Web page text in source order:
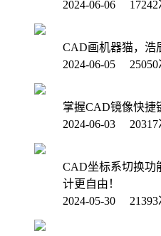
2024-06-06 17242
CAD画机器猫，浩
2024-06-05 25050
掌握CAD镜像快捷
2024-06-03 20317
CAD坐标系切换功
计更自由！
2024-05-30 21393